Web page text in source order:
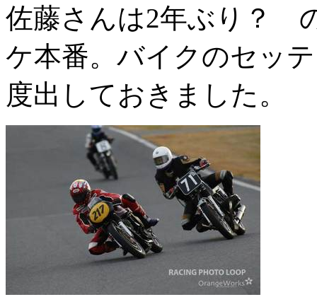
佐藤さんは2年ぶり？
ケ本番。バイクのセッ
度出しておきました。